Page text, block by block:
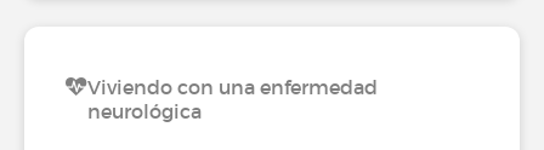
Viviendo con una enfermedad
neurológica